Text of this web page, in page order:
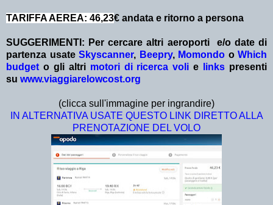
TARIFFA AEREA: 46,23€ andata e ritorno a persona
SUGGERIMENTI: Per cercare altri aeroporti e/o date di
partenza usate Skyscanner, Beepry, Momondo o Which
budget o gli altri motori di ricerca voli e links presenti
su www.viaggiarelowcost.org
(clicca sull'immagine per ingrandire)
IN ALTERNATIVA USATE QUESTO LINK DIRETTO ALLA
PRENOTAZIONE DEL VOLO